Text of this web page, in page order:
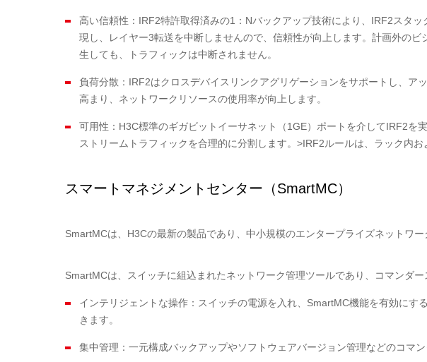
高い信頼性：IRF2特許取得済みの1：Nバックアップ技術により、IRF2スタ
現し、レイヤー3転送を中断しませんので、信頼性が向上します。計画外の
生しても、トラフィックは中断されません。
負荷分散：IRF2はクロスデバイスリンクアグリゲーションをサポートし、
高まり、ネットワークリソースの使用率が向上します。
可用性：H3C標準のギガビットイーサネット（1GE）ポートを介してIRF2
ストリームトラフィックを合理的に分割します。>IRF2ルールは、ラック内
スマートマネジメントセンター（SmartMC）
SmartMCは、H3Cの最新の製品であり、中小規模のエンタープライズネットワ
SmartMCは、スイッチに組込まれたネットワーク管理ツールであり、コマンダ
インテリジェントな操作：スイッチの電源を入れ、SmartMC機能を有効に
きます。
集中管理：一元構成バックアップやソフトウェアバージョン管理などのコマ